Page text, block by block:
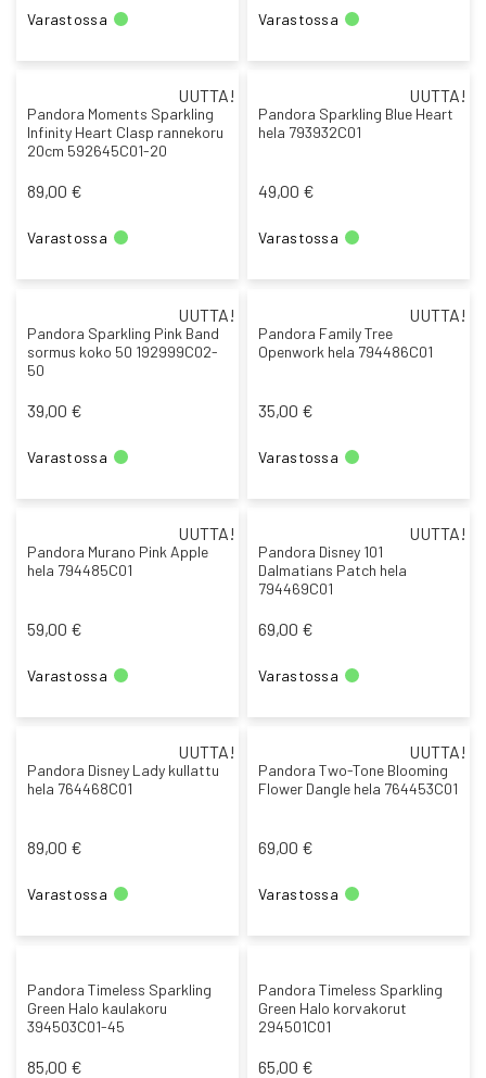
Varastossa Varastossa
UUTTA!
Pandora Moments Sparkling
Infinity Heart Clasp rannekoru
20cm 592645C01-20
89,00 €
Varastossa
UUTTA!
Pandora Sparkling Blue Heart
hela 793932C01
49,00 €
Varastossa
UUTTA!
Pandora Sparkling Pink Band
sormus koko 50 192999C02-
50
39,00 €
Varastossa
UUTTA!
Pandora Family Tree
Openwork hela 794486C01
35,00 €
Varastossa
UUTTA!
Pandora Murano Pink Apple
hela 794485C01
59,00 €
Varastossa
UUTTA!
Pandora Disney 101
Dalmatians Patch hela
794469C01
69,00 €
Varastossa
UUTTA!
Pandora Disney Lady kullattu
hela 764468C01
89,00 €
Varastossa
UUTTA!
Pandora Two-Tone Blooming
Flower Dangle hela 764453C01
69,00 €
Varastossa
Pandora Timeless Sparkling
Green Halo kaulakoru
394503C01-45
85,00 €
Pandora Timeless Sparkling
Green Halo korvakorut
294501C01
65,00 €